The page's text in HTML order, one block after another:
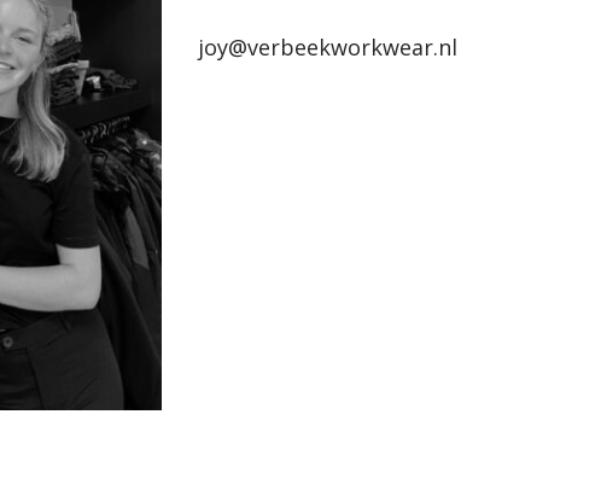
joy@verbeekworkwear.nl